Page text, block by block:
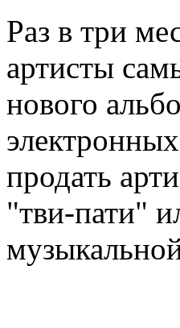
Раз в три
артисты
нового
продать
"тви-пати"